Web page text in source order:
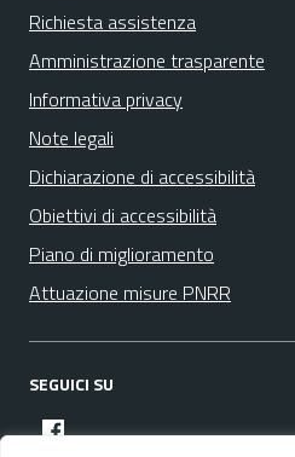
Richiesta assistenza
Amministrazione trasparente
Informativa privacy
Note legali
Dichiarazione di accessibilità
Obiettivi di accessibilità
Piano di miglioramento
Attuazione misure PNRR
SEGUICI SU
facebook